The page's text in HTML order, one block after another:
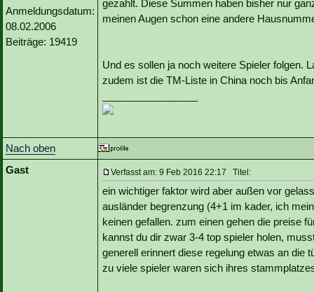
Anmeldungsdatum:
08.02.2006
Beiträge: 19419
gezahlt. Diese Summen haben bisher nur
meinen Augen schon eine andere
Und es sollen ja noch weitere Spieler folgen.
zudem ist die TM-Liste in China noch bis
Nach oben
Gast
Verfasst am: 9 Feb 2016 22:17 Titel:
ein wichtiger faktor wird aber außen vor
ausländer begrenzung (4+1 im kader, ich
keinen gefallen. zum einen gehen die preise
kannst du dir zwar 3-4 top spieler holen,
generell erinnert diese regelung etwas an die
zu viele spieler waren sich ihres